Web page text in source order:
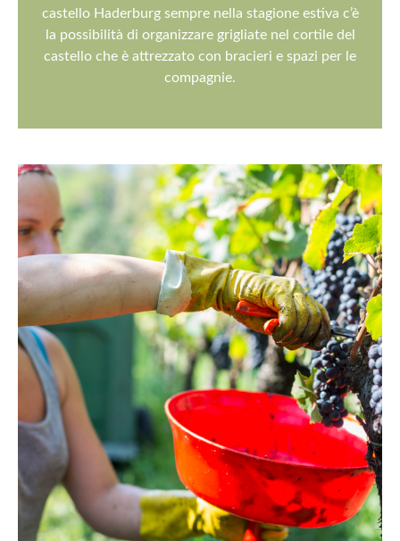
castello Haderburg sempre nella stagione estiva c’è
la possibilità di organizzare grigliate nel cortile del
castello che è attrezzato con bracieri e spazi per le
compagnie.